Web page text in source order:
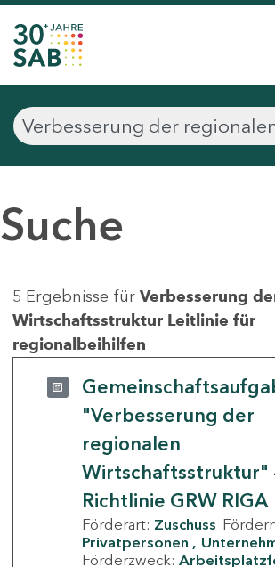
Suche
5 Ergebnisse für Verbesserung
Wirtschaftsstruktur Leitlinie für
regionalbeihilfen
"Verbesserung der
regionalen
Wirtschaftsstruktur"
Richtlinie GRW RIGA
Förderart: Zuschuss
Privatpersonen
Förderzweck: